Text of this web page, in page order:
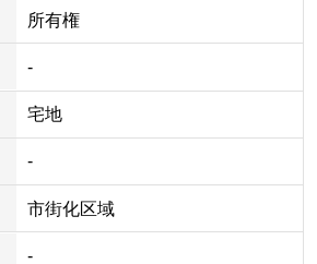
所有権
-
宅地
-
市街化区域
-